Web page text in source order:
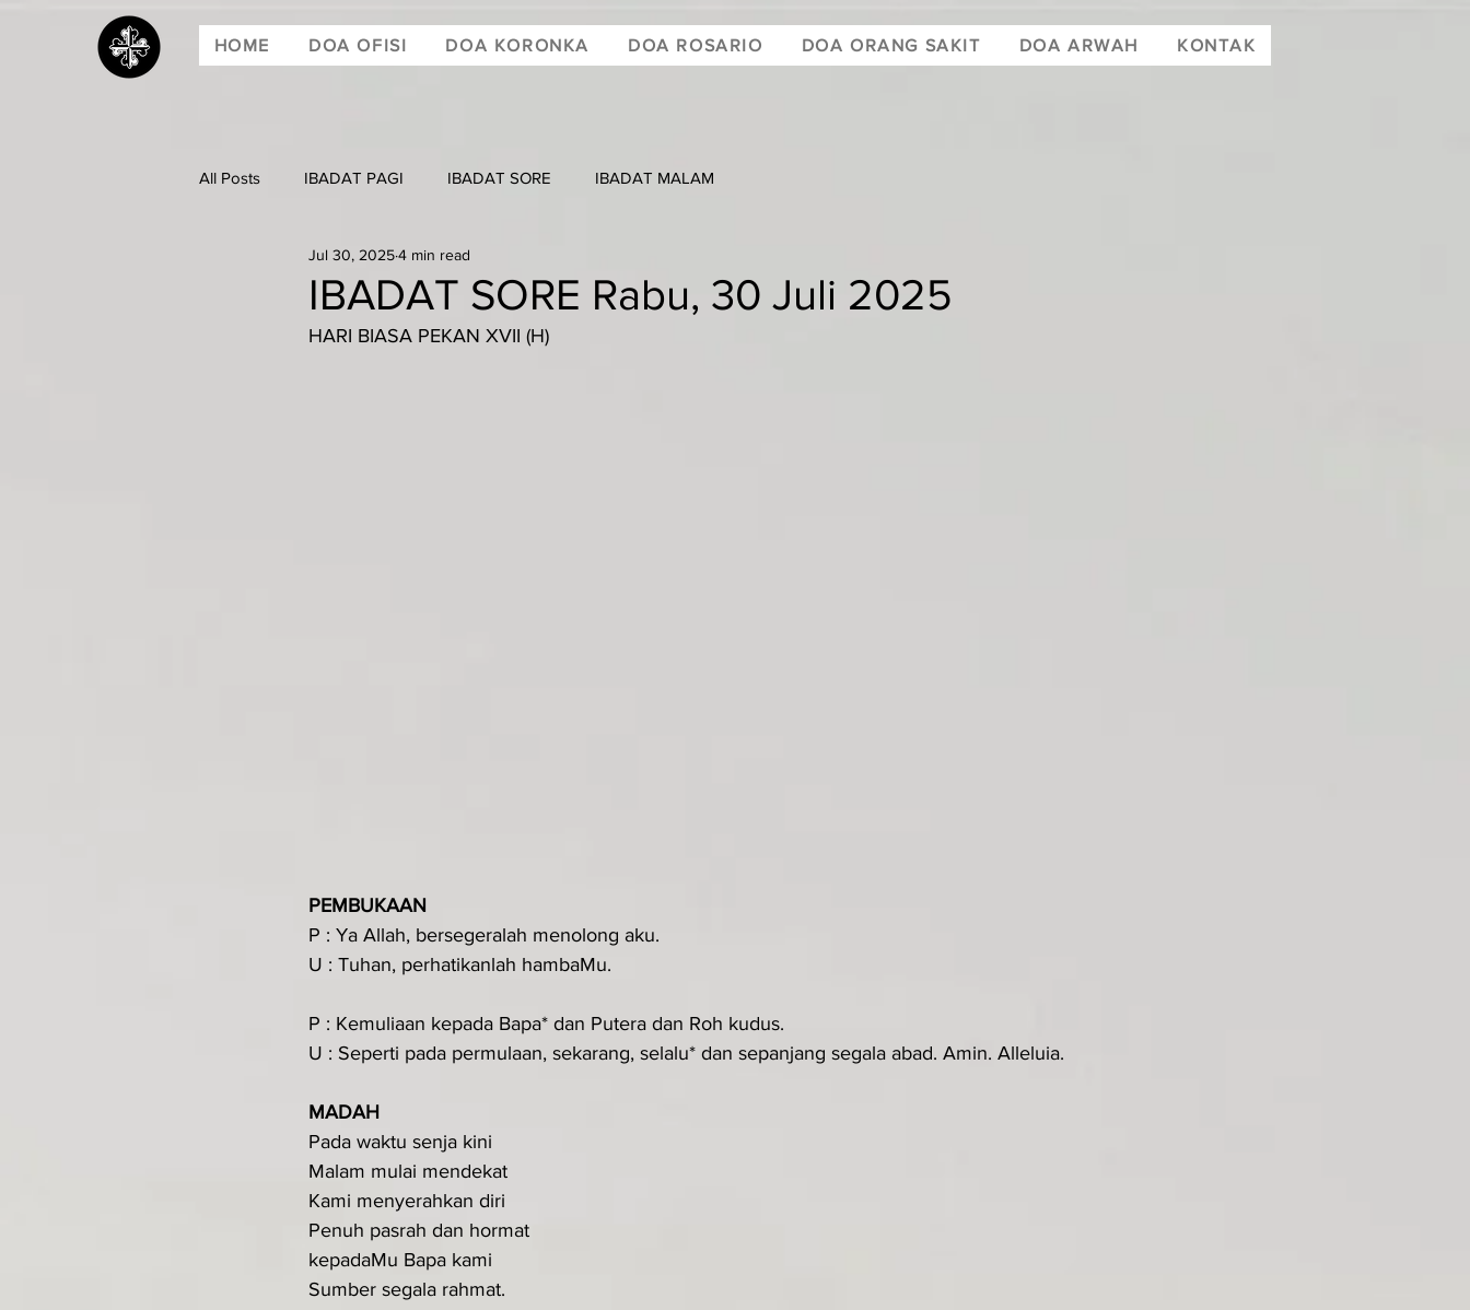
HOME DOA OFISI DOA KORONKA DOA ROSARIO DOA ORANG SAKIT DOA ARWAH KONTAK
All Posts IBADAT PAGI IBADAT SORE IBADAT MALAM
IBADAT SORE Rabu, 30 Juli 2025
Jul 30, 20254 min read
HARI BIASA PEKAN XVII (H)
PEMBUKAAN
P : Ya Allah, bersegeralah menolong aku.
U : Tuhan, perhatikanlah hambaMu.
P : Kemuliaan kepada Bapa* dan Putera dan Roh kudus.
U : Seperti pada permulaan, sekarang, selalu* dan sepanjang segala abad. Amin. Alleluia.
MADAH
Pada waktu senja kini
Malam mulai mendekat
Kami menyerahkan diri
Penuh pasrah dan hormat
kepadaMu Bapa kami
Sumber segala rahmat.